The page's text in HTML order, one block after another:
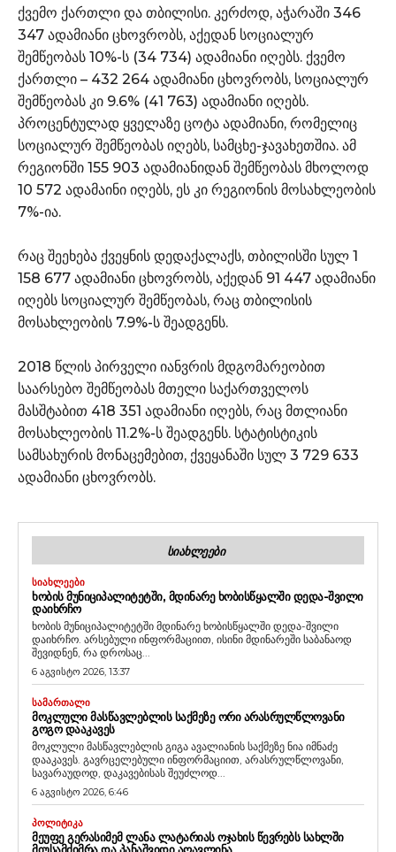
ქვემო ქართლი და თბილისი. კერძოდ, აჭარაში 346
347 ადამიანი ცხოვრობს, აქედან სოციალურ
შემწეობას 10%-ს (34 734) ადამიანი იღებს. ქვემო
ქართლი – 432 264 ადამიანი ცხოვრობს, სოციალურ
შემწეობას კი 9.6% (41 763) ადამიანი იღებს.
პროცენტულად ყველაზე ცოტა ადამიანი, რომელიც
სოციალურ შემწეობას იღებს, სამცხე-ჯავახეთშია. ამ
რეგიონში 155 903 ადამიანიდან შემწეობას მხოლოდ
10 572 ადამაინი იღებს, ეს კი რეგიონის მოსახლეობის
7%-ია.
რაც შეეხება ქვეყნის დედაქალაქს, თბილისში სულ 1
158 677 ადამიანი ცხოვრობს, აქედან 91 447 ადამიანი
იღებს სოციალურ შემწეობას, რაც თბილისის
მოსახლეობის 7.9%-ს შეადგენს.
2018 წლის პირველი იანვრის მდგომარეობით
საარსებო შემწეობას მთელი საქართველოს
მასშტაბით 418 351 ადამიანი იღებს, რაც მთლიანი
მოსახლეობის 11.2%-ს შეადგენს. სტატისტიკის
სამსახურის მონაცემებით, ქვეყანაში სულ 3 729 633
ადამიანი ცხოვრობს.
ᲡᲘᲐᲮᲚᲔᲔᲑᲘ
ᲡᲘᲐᲮᲚᲔᲔᲑᲘ
ᲮᲝᲑᲘᲡ ᲛᲣᲜᲘᲪᲘᲞᲐᲚᲘᲢᲔᲢᲨᲘ, ᲛᲓᲘᲜᲐᲠᲔ ᲮᲝᲑᲘᲡᲬᲧᲐᲚᲨᲘ ᲓᲔᲓᲐ-ᲨᲕᲘᲚᲘ
ᲓᲐᲘᲮᲠᲩᲝ
ხობის მუნიციპალიტეტში მდინარე ხობისწყალში დედა-შვილი
დაიხრჩო. არსებული ინფორმაციით, ისინი მდინარეში საბანაოდ
შევიდნენ, რა დროსაც...
6 აგვისტო 2026, 13:37
ᲡᲐᲛᲐᲠᲗᲐᲚᲘ
ᲛᲝᲙᲚᲣᲚᲘ ᲛᲐᲡᲬᲐᲕᲚᲔᲑᲚᲘᲡ ᲡᲐᲥᲛᲔᲖᲔ ᲝᲠᲘ ᲐᲠᲐᲡᲠᲣᲚᲬᲚᲝᲕᲐᲜᲘ
ᲒᲝᲒᲝ ᲓᲐᲐᲙᲐᲕᲔᲡ
მოკლული მასწავლებლის გიგა ავალიანის საქმეზე ნია იმნაძე
დააკავეს. გავრცელებული ინფორმაციით, არასრულწლოვანი,
სავარაუდოდ, დაკავებისას შეუძლოდ...
6 აგვისტო 2026, 6:46
ᲞᲝᲚᲘᲢᲘᲙᲐ
ᲛᲔᲣᲤᲔ ᲒᲔᲠᲐᲡᲘᲛᲔᲛ ᲚᲐᲜᲐ ᲚᲐᲢᲐᲠᲘᲐᲡ ᲝᲯᲐᲮᲘᲡ ᲬᲔᲕᲠᲔᲑᲡ ᲡᲐᲮᲚᲨᲘ
ᲛᲘᲣᲡᲐᲛᲫᲘᲛᲠᲐ ᲓᲐ ᲞᲐᲜᲐᲨᲕᲘᲓᲘ ᲐᲦᲐᲕᲚᲘᲜᲐ